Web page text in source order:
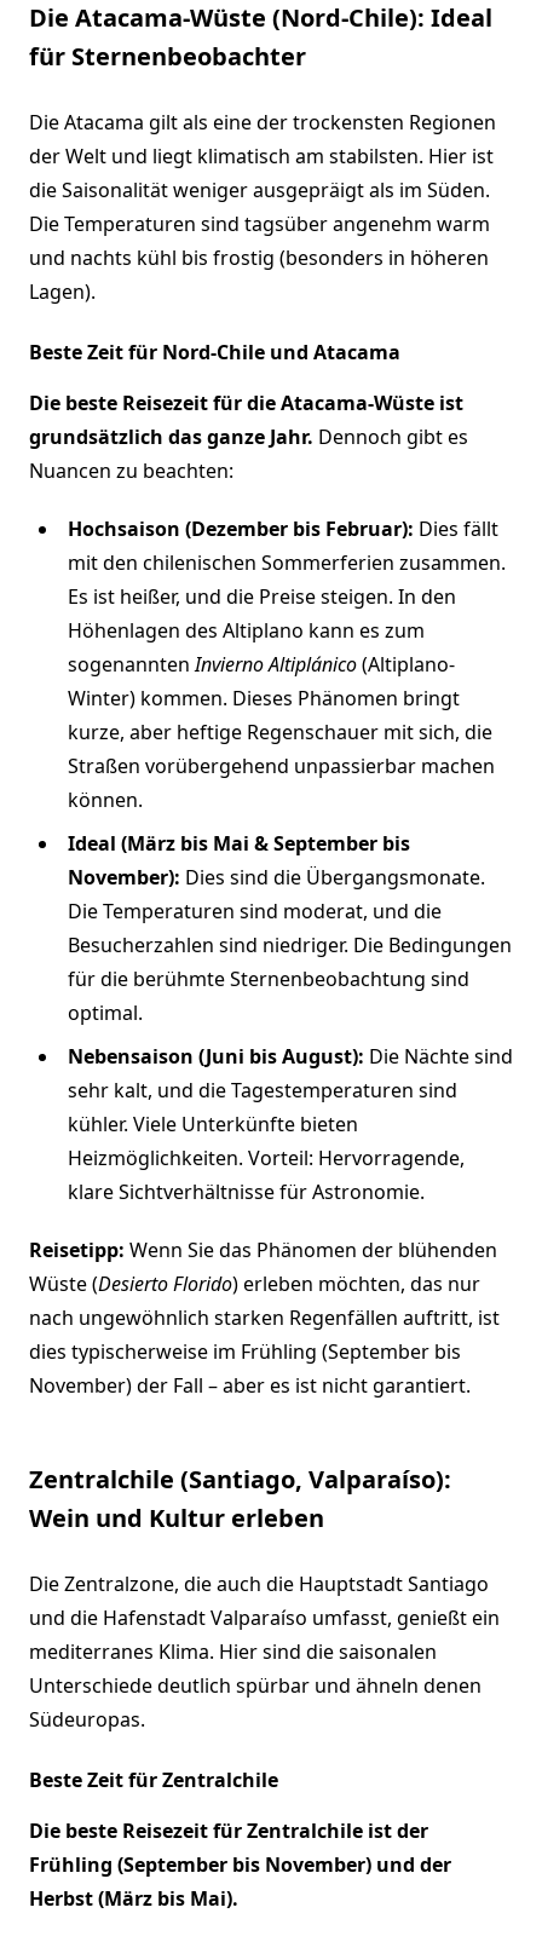
Die Atacama-Wüste (Nord-Chile): Ideal
für Sternenbeobachter
Die Atacama gilt als eine der trockensten Regionen
der Welt und liegt klimatisch am stabilsten. Hier ist
die Saisonalität weniger ausgepräigt als im Süden.
Die Temperaturen sind tagsüber angenehm warm
und nachts kühl bis frostig (besonders in höheren
Lagen).
Beste Zeit für Nord-Chile und Atacama
Die beste Reisezeit für die Atacama-Wüste ist
grundsätzlich das ganze Jahr. Dennoch gibt es
Nuancen zu beachten:
Hochsaison (Dezember bis Februar): Dies fällt
mit den chilenischen Sommerferien zusammen.
Es ist heißer, und die Preise steigen. In den
Höhenlagen des Altiplano kann es zum
sogenanntenInvierno Altiplánico(Altiplano-
Winter) kommen. Dieses Phänomen bringt
kurze, aber heftige Regenschauer mit sich, die
Straßen vorübergehend unpassierbar machen
können.
Ideal (März bis Mai & September bis
November): Dies sind die Übergangsmonate.
Die Temperaturen sind moderat, und die
Besucherzahlen sind niedriger. Die Bedingungen
für die berühmte Sternenbeobachtung sind
optimal.
Nebensaison (Juni bis August): Die Nächte sind
sehr kalt, und die Tagestemperaturen sind
kühler. Viele Unterkünfte bieten
Heizmöglichkeiten. Vorteil: Hervorragende,
klare Sichtverhältnisse für Astronomie.
Reisetipp: Wenn Sie das Phänomen der blühenden
Wüste (Desierto Florido) erleben möchten, das nur
nach ungewöhnlich starken Regenfällen auftritt, ist
dies typischerweise im Frühling (September bis
November) der Fall – aber es ist nicht garantiert.
Zentralchile (Santiago, Valparaíso):
Wein und Kultur erleben
Die Zentralzone, die auch die Hauptstadt Santiago
und die Hafenstadt Valparaíso umfasst, genießt ein
mediterranes Klima. Hier sind die saisonalen
Unterschiede deutlich spürbar und ähneln denen
Südeuropas.
Beste Zeit für Zentralchile
Die beste Reisezeit für Zentralchile ist der
Frühling (September bis November) und der
Herbst (März bis Mai).